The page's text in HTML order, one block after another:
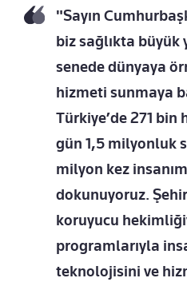
"Sayın
biz sağlıkta büyük
senede dünyaya
hizmeti sunmaya
Türkiye’de 271 bin
gün 1,5 milyonluk
milyon kez
dokunuyoruz.
koruyucu
programlarıyla
teknolojisini ve